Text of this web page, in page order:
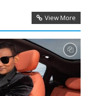
View More